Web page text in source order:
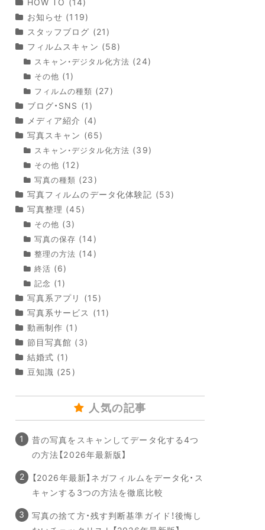
HOW TO (14)
お知らせ (119)
スタッフブログ (21)
フィルムスキャン (58)
スキャン・デジタル化方法 (24)
その他 (1)
フィルムの種類 (27)
ブログ・SNS (1)
メディア紹介 (4)
写真スキャン (65)
スキャン・デジタル化方法 (39)
その他 (12)
写真の種類 (23)
写真フィルムのデータ化体験記 (53)
写真整理 (45)
その他 (3)
写真の保存 (14)
整理の方法 (14)
終活 (6)
記念 (1)
写真系アプリ
(15)
写真系サービス (11)
動画制作 (1)
節目写真館 (3)
結婚式 (1)
豆知識 (25)
人気の記事
昔の写真をスキャンしてデータ化する4つ
の方法【2026年最新版】
【2026年最新】ネガフィルムをデータ化・ス
キャンする3つの方法を徹底比較
写真の捨て方・残す判断基準ガイド！後悔し